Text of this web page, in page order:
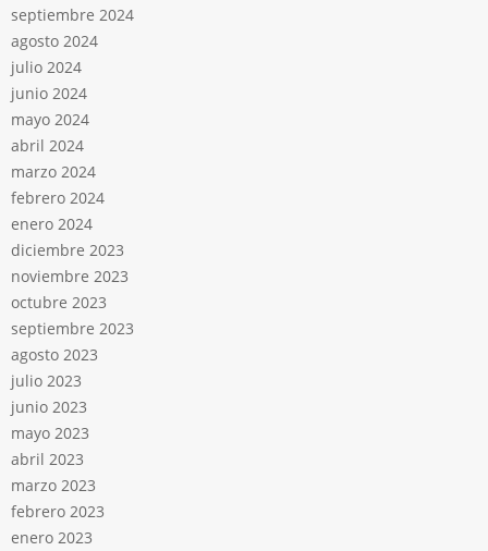
septiembre 2024
agosto 2024
julio 2024
junio 2024
mayo 2024
abril 2024
marzo 2024
febrero 2024
enero 2024
diciembre 2023
noviembre 2023
octubre 2023
septiembre 2023
agosto 2023
julio 2023
junio 2023
mayo 2023
abril 2023
marzo 2023
febrero 2023
enero 2023